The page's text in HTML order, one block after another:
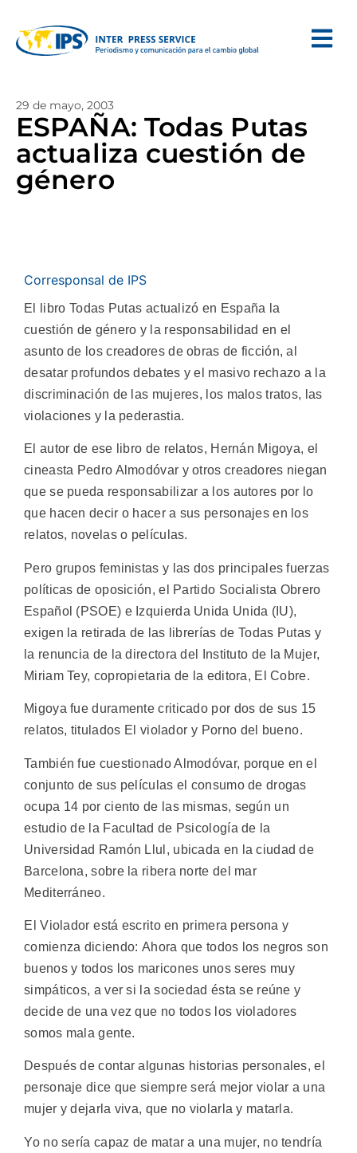
29 de mayo, 2003
ESPAÑA: Todas Putas
actualiza cuestión de
género
Corresponsal de IPS
El libro Todas Putas actualizó en España la
cuestión de género y la responsabilidad en el
asunto de los creadores de obras de ficción, al
desatar profundos debates y el masivo rechazo a la
discriminación de las mujeres, los malos tratos, las
violaciones y la pederastia.
El autor de ese libro de relatos, Hernán Migoya, el
cineasta Pedro Almodóvar y otros creadores niegan
que se pueda responsabilizar a los autores por lo
que hacen decir o hacer a sus personajes en los
relatos, novelas o películas.
Pero grupos feministas y las dos principales fuerzas
políticas de oposición, el Partido Socialista Obrero
Español (PSOE) e Izquierda Unida Unida (IU),
exigen la retirada de las librerías de Todas Putas y
la renuncia de la directora del Instituto de la Mujer,
Miriam Tey, copropietaria de la editora, El Cobre.
Migoya fue duramente criticado por dos de sus 15
relatos, titulados El violador y Porno del bueno.
También fue cuestionado Almodóvar, porque en el
conjunto de sus películas el consumo de drogas
ocupa 14 por ciento de las mismas, según un
estudio de la Facultad de Psicología de la
Universidad Ramón Llul, ubicada en la ciudad de
Barcelona, sobre la ribera norte del mar
Mediterráneo.
El Violador está escrito en primera persona y
comienza diciendo: Ahora que todos los negros son
buenos y todos los maricones unos seres muy
simpáticos, a ver si la sociedad ésta se reúne y
decide de una vez que no todos los violadores
somos mala gente.
Después de contar algunas historias personales, el
personaje dice que siempre será mejor violar a una
mujer y dejarla viva, que no violarla y matarla.
Yo no sería capaz de matar a una mujer, no tendría